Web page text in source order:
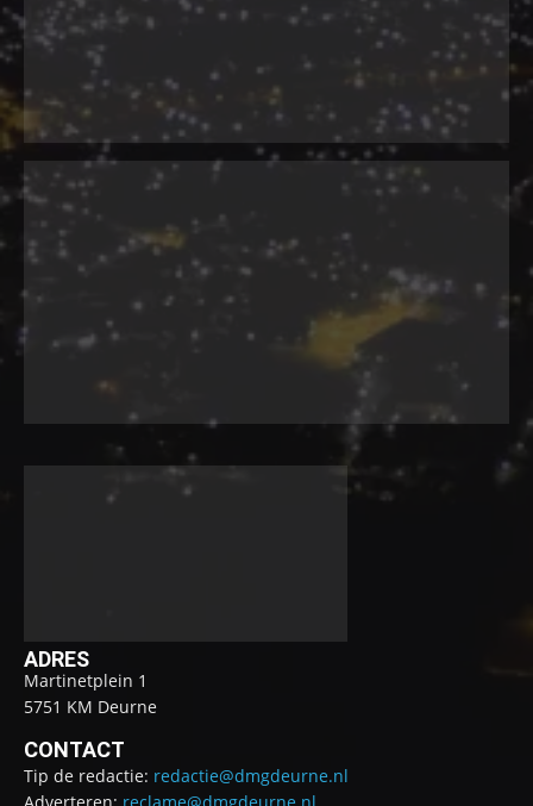
ADRES
Martinetplein 1
5751 KM Deurne
CONTACT
Tip de redactie: redactie@dmgdeurne.nl